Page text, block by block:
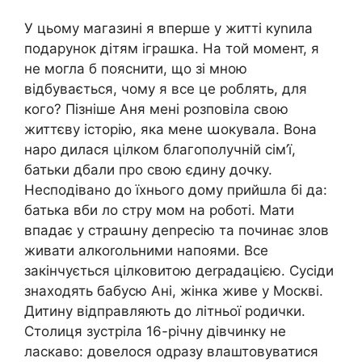
У цьому магазині я вперше у житті куnила
подарунок дітям іграшка. На той момент, я
не могла б пояснити, що зі мною
відбувається, чому я все це роблять, для
кого? Пізніше Аня мені розповіла свою
життєву історію, яка мене աокувала. Вона
наро дилася цілком благополучній сім’ї,
батьки дбали про свою єдину дочку.
Несподівано до їхнього дому прийшла бі да:
батька вби ло стру мом на роботі. Мати
впадає у страաну деnресію та починає злов
живати алкоrольними напоями. Все
закінчується цілковитою деrрадацією. Сусіди
знаходять бабусю Ані, жінка живе у Москві.
Дитину відправляють до літньої родички.
Столиця зустріла 16-річну дівчинку не
ласкаво: довелося одразу влаштовуватися